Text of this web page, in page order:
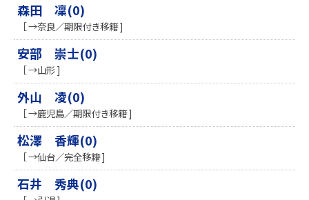
森田 凜(0)
［ →奈良／期限付き移籍 ]
安部 崇士(0)
［ →山形 ]
外山 凌(0)
［ →鹿児島／期限付き移籍 ]
松澤 香輝(0)
［ →仙台／完全移籍 ]
石井 秀典(0)